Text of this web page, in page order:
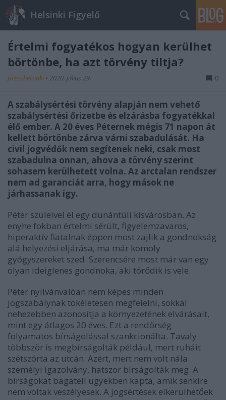
Helsinki Figyelő
Értelmi fogyatékos hogyan kerülhet
börtönbe, ha azt törvény tiltja?
presshelsinki • 2020. július 29. 0
A szabálysértési törvény alapján nem vehető
szabálysértési őrizetbe és elzárásba fogyatékkal
élő ember. A 20 éves Péternek mégis 71 napon át
kellett börtönbe zárva várni szabadulását. Ha
civil jogvédők nem segítenek neki, csak most
szabadulna onnan, ahova a törvény szerint
sohasem kerülhetett volna. Az arctalan rendszer
nem ad garanciát arra, hogy mások ne
járhassanak így.
Péter szüleivel él egy dunántúli kisvárosban. Az
enyhe fokban értelmi sérült, figyelemzavaros,
hiperaktív fiatalnak éppen most zajlik a gondnokság
alá helyezési eljárása, ma már komoly
gyógyszereket szed. Szerencsére most már van egy
olyan ideiglenes gondnoka, aki törődik is vele.
Péter nyilvánvalóan nem képes minden
jogszabálynak tökéletesen megfelelni, sokkal
nehezebben azonosítja a környezetének elvárásait,
mint egy átlagos 20 éves. Ezt a rendőrség
folyamatos bírságolással szankcionálta. Tavaly
többször is megbírságolták például, mert ruháit
szétszórta az utcán. Azért, mert nem volt nála
személyi igazolvány, hatszor bírságolták meg. A
bírságokat bagatell ügyekben kapta, amik senkire
nem voltak veszélyesek. A jogsértések elkerülhetőek